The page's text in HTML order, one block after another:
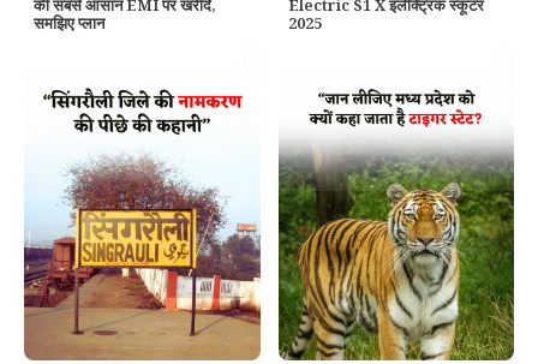
की सबसे आसान EMI पर खरीदे,
समझिए प्लान
Electric S1 X इलेक्ट्रिक स्कूटर
2025